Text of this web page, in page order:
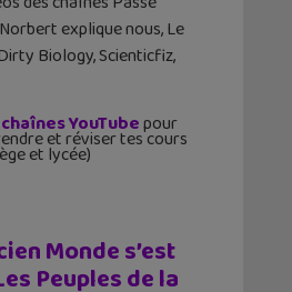
explique nous, Le
Biology, Scienticfiz,
YouTubepour
et réviser tes cours
et lycée)
Monde s’est
Peuples de la